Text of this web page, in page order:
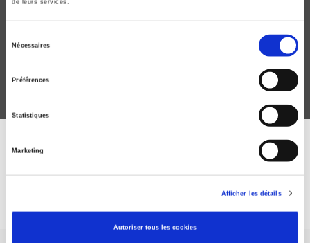
de leurs services.
Nécessaires
Préférences
Statistiques
Marketing
Afficher les détails
Autoriser tous les cookies
Enjeux stratégiques du changement climatique